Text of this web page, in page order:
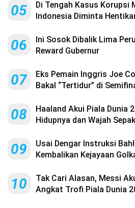
05
Di Tengah Kasus Korupsi
Indonesia Diminta
06
Ini Sosok Dibalik Lima
Reward Gubernur
07
Eks Pemain Inggris Joe
Bakal “Tertidur” di
08
Haaland Akui Piala Dunia
Hidupnya dan Wajah
09
Usai Dengar Instruksi
Kembalikan Kejayaan
10
Tak Cari Alasan, Messi
Angkat Trofi Piala Dunia